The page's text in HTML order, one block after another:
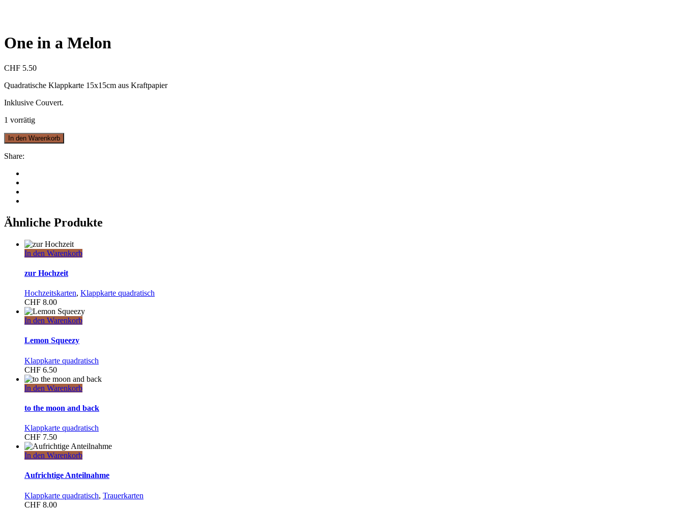
One in a Melon
CHF 5.50
Quadratische Klappkarte 15x15cm aus Kraftpapier
Inklusive Couvert.
1 vorrätig
In den Warenkorb
Share:
Ähnliche Produkte
In den Warenkorb
zur Hochzeit
Hochzeitskarten, Klappkarte quadratisch
CHF 8.00
In den Warenkorb
Lemon Squeezy
Klappkarte quadratisch
CHF 6.50
In den Warenkorb
to the moon and back
Klappkarte quadratisch
CHF 7.50
In den Warenkorb
Aufrichtige Anteilnahme
Klappkarte quadratisch, Trauerkarten
CHF 8.00